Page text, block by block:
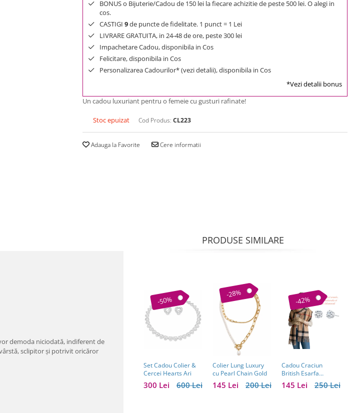
BONUS o Bijuterie/Cadou de 150 lei la fiecare achizitie de peste 500 lei. O alegi in
cos.
CASTIGI 9de puncte de fidelitate. 1 punct = 1 Lei
LIVRARE GRATUITA, in 24-48 de ore, peste 300 lei
Impachetare Cadou, disponibila in Cos
Felicitare, disponibila in Cos
Personalizarea Cadourilor* (vezi detalii), disponibila in Cos
*Vezi detalii bonus
Un cadou luxuriant pentru o femeie cu gusturi rafinate!
Stoc epuizat Cod Produs: CL223
Adauga la Favorite Cere informatii
demoda niciodată, indiferent de
sclipitor şi potrivit oricăror
PRODUSE SIMILARE
-50%
Set Cadou Colier &
Cercei Hearts Ari
600 Lei
300 Lei
-28%
Colier Lung Luxury
cu Pearl Chain Gold
200 Lei
145 Lei
-42%
Cadou Craciun
British Esarfa
Casmir si Manusi
Piele Naturala si250 Lei
145 Lei